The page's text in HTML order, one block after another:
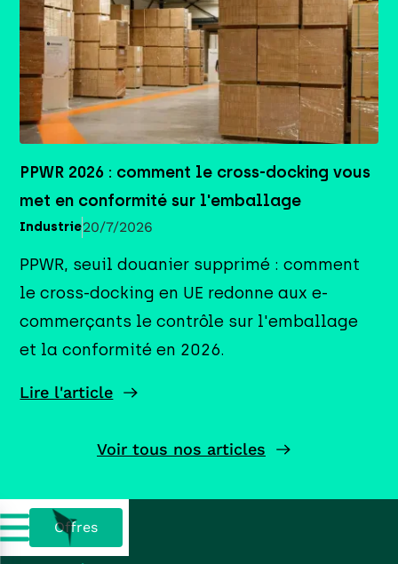
PPWR 2026 : comment le cross-docking vous
met en conformité sur l'emballage
Industrie20/7/2026
PPWR, seuil douanier supprimé : comment
le cross-docking en UE redonne aux e-
commerçants le contrôle sur l'emballage
et la conformité en 2026.
Lire l'article
Voir tous nos articles
Offres